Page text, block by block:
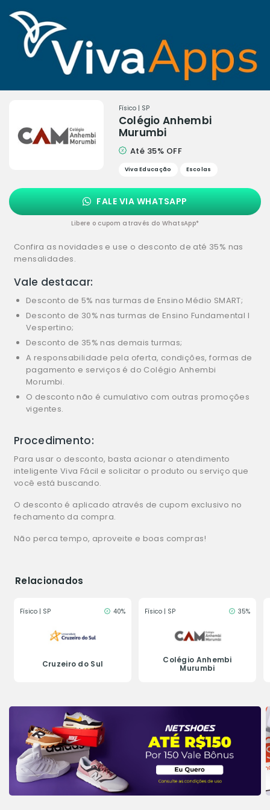
Físico | SP
Colégio Anhembi
Murumbi
Até 35% OFF
Viva Educação Escolas
FALE VIA WHATSAPP
Libere o cupom através do WhatsApp*
Confira as novidades e use o desconto de até 35% nas
mensalidades.
Vale destacar:
Desconto de 5% nas turmas de Ensino Médio SMART;
Desconto de 30% nas turmas de Ensino Fundamental I
Vespertino;
Desconto de 35% nas demais turmas;
A responsabilidade pela oferta, condições, formas de
pagamento e serviços é do Colégio Anhembi
Morumbi.
O desconto não é cumulativo com outras promoções
vigentes.
Procedimento:
Para usar o desconto, basta acionar o atendimento
inteligente Viva Fácil e solicitar o produto ou serviço que
você está buscando.
O desconto é aplicado através de cupom exclusivo no
fechamento da compra.
Não perca tempo, aproveite e boas compras!
Relacionados
Físico | SP 40%
Cruzeiro do Sul
Físico | SP 35%
Colégio Anhembi
Murumbi